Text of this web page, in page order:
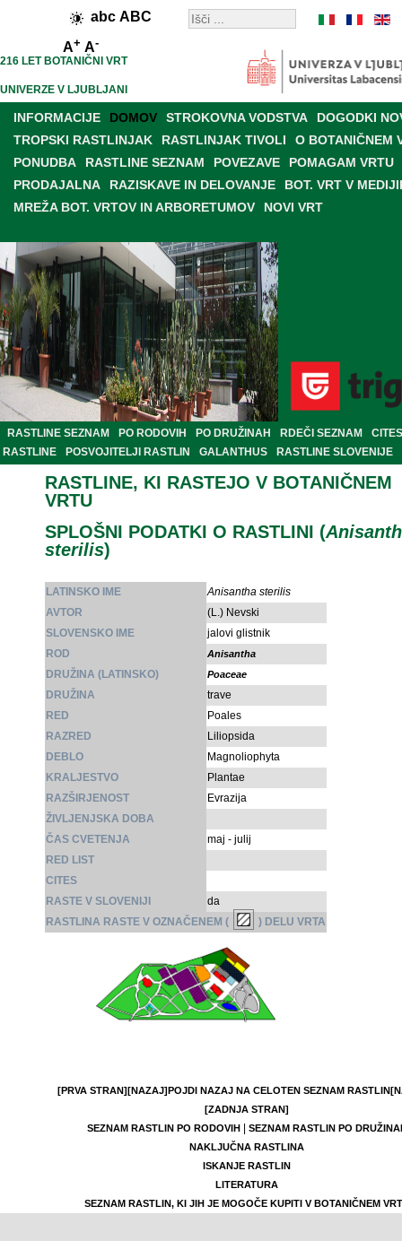
abc ABC
A+ A-
216 LET BOTANIČNI VRT
UNIVERZE V LJUBLJANI
INFORMACIJE DOMOV STROKOVNA VODSTVA
DOGODKI
TROPSKI RASTLINJAK
RASTLINJAK TIVOLI
O BOTANIČNEM
PONUDBA
RASTLINE SEZNAM POVEZAVE
POMAGAM VRTU
PRODAJALNA
RAZISKAVE IN DELOVANJE
BOT. VRT V
MREŽA BOT. VRTOV IN ARBORETUMOV
NOVI VRT
RASTLINE SEZNAM PO RODOVIH PO DRUŽINAH RDEČI SEZNAM
CITES
RASTLINE
POSVOJITELJI RASTLIN GALANTHUS RASTLINE SLOVENIJE
RASTLINE, KI RASTEJO V BOTANIČNEM
VRTU
SPLOŠNI PODATKI O RASTLINI (
sterilis)
LATINSKO IME
Anisantha sterilis
AVTOR
(L.) Nevski
SLOVENSKO IME
jalovi glistnik
ROD
Anisantha
DRUŽINA (LATINSKO) Poaceae
DRUŽINA
trave
RED
Poales
RAZRED
Liliopsida
DEBLO
Magnoliophyta
KRALJESTVO
Plantae
RAZŠIRJENOST
Evrazija
ŽIVLJENJSKA DOBA
ČAS CVETENJA
maj - julij
RED LIST
CITES
RASTE V SLOVENIJI
da
RASTLINA RASTE V OZNAČENEM (
) DELU VRTA
[PRVA STRAN][NAZAJ]POJDI NAZAJ NA CELOTEN SEZNAM RASTLIN
[ZADNJA STRAN]
SEZNAM RASTLIN PO RODOVIH|
SEZNAM RASTLIN PO
NAKLJUČNA RASTLINA
ISKANJE RASTLIN
LITERATURA
SEZNAM RASTLIN, KI JIH JE MOGOČE KUPITI V BOTANIČNEM